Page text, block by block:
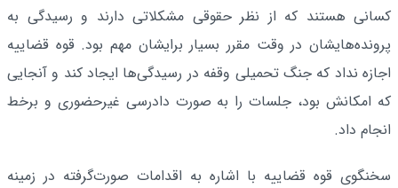
کسانی هستند که از نظر حقوقی مشکلاتی دارند و رسیدگی به
پرونده‌هایشان در وقت مقرر بسیار برایشان مهم بود. قوه قضاییه
اجازه نداد که جنگ تحمیلی وقفه در رسیدگی‌ها ایجاد کند و آنجایی
که امکانش بود، جلسات را به صورت دادرسی غیرحضوری و برخط
انجام داد.
سخنگوی قوه قضاییه با اشاره به اقدامات صورت‌گرفته در زمینه